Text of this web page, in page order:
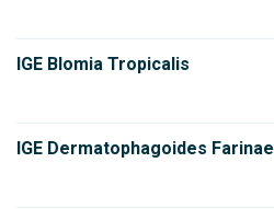
IGE Blomia Tropicalis
IGE Dermatophagoides Farinae